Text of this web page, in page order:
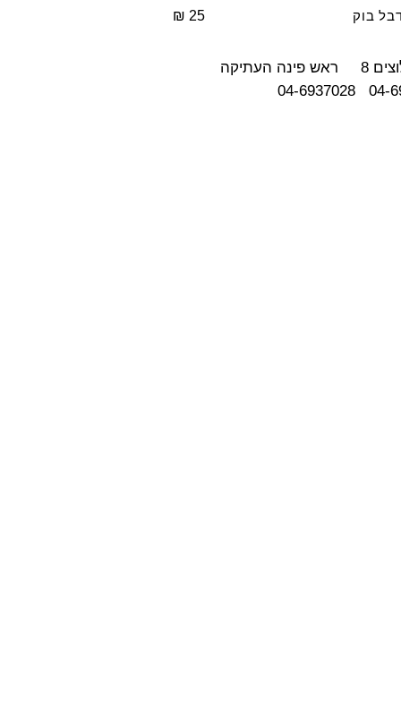
בוק ₪ 25
8 ראש פינה העתיקה
04-6937028
04-